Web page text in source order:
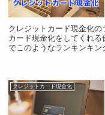
クレジットカード現金化
カード現金化をしてくれる優良店ランキ
でこのようなランキンキ
クレジットカード現金化